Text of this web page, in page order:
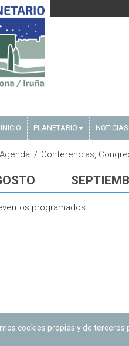
INICIO PLANETARIO NOTICIAS
Agenda Conferencias,
programados.
cookies propias y de terceros